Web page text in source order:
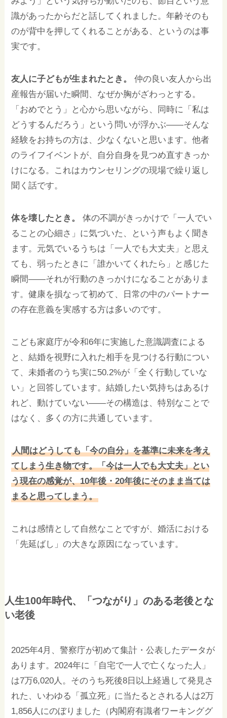
識があったからだと話してくれました。年齢そのも
のが背中を押してくれることがある、というのは事
実です。
友人に子どもが生まれたとき。
仲の良い友人から出
産報告が届いた瞬間、なぜか胸がざわっとする。
「おめでとう」と心から思いながら、同時に「私は
どうするんだろう」という問いが浮かぶ——そんな
経験をお持ちの方は、少なくないと思います。他者
のライフイベントが、自分自身を見つめ直すきっか
けになる。これはカウンセリングの現場で繰り返し
聞く話です。
体を壊したとき。
体の不調がきっかけで「一人でい
ることの心細さ」に気づいた、という声もよく聞き
ます。元気でいるうちは「一人でも大丈夫」と思え
ても、弱ったときに「誰かいてくれたら」と感じた
瞬間——それが行動のきっかけになることがありま
す。健康を損なって初めて、日常の中のパートナー
の存在意義を実感する方は多いのです。
こども家庭庁が令和6年に実施した意識調査による
と、結婚を視野に入れた相手を見つける行動につい
て、未婚者のうち実に50.2%が「全く行動していな
い」と回答しています。結婚したい気持ちはあるけ
れど、動けていない——その構造は、特別なことで
はなく、多くの方に共通しています。
人間はどうしても「今の自分」を基準に未来を考え
てしまう生き物です。「今は一人でも大丈夫」とい
う現在の感覚が、10年後・20年後にそのまま当ては
まると思ってしまう。
これは感情として自然なことですが、婚活における
「先延ばし」の大きな原因になっています。
人生100年時代、「つながり」のある老後とな
い老後
2025年4月、警察庁が初めて集計・公表したデータが
あります。2024年に「自宅で一人で亡くなった人」
は7万6,020人。そのうち死後8日以上経過して発見さ
れた、いわゆる「孤立死」に当たるとされる人は2万
1,856人にのぼりました（内閣府有識者ワーキンググ